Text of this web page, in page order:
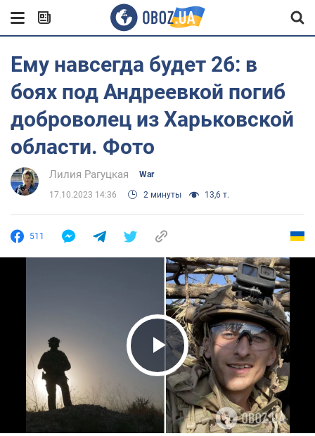
Ему навсегда будет 26: в
боях под Андреевкой погиб
доброволец из Харьковской
области. Фото
Лилия Рагуцкая War
17.10.2023 14:36 2 минуты 13,6 т.
511
Play Video